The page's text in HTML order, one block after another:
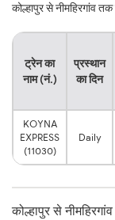
कोल्हापुर से नीमहिरगांव
ट्रेन का
नाम (नं.)
प्रस्थान
का दिन
KOYNA
EXPRESS
(11030)
Daily
कोल्हापुर से